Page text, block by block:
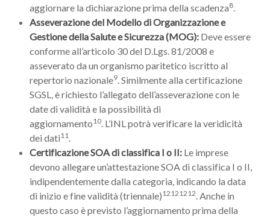
aggiornare la dichiarazione prima della scadenza8.
Asseverazione del Modello di Organizzazione e
Gestione della Salute e Sicurezza (MOG): Deve essere
conforme all’articolo 30 del D.Lgs. 81/2008 e
asseverato da un organismo paritetico iscritto al
repertorio nazionale9. Similmente alla certificazione
SGSL, è richiesto l’allegato dell’asseverazione con le
date di validità e la possibilità di
aggiornamento10. L’INL potrà verificare la veridicità
dei dati11.
Certificazione SOA di classifica I o II: Le imprese
devono allegare un’attestazione SOA di classifica I o II,
indipendentemente dalla categoria, indicando la data
di inizio e fine validità (triennale)12121212. Anche in
questo caso è previsto l’aggiornamento prima della